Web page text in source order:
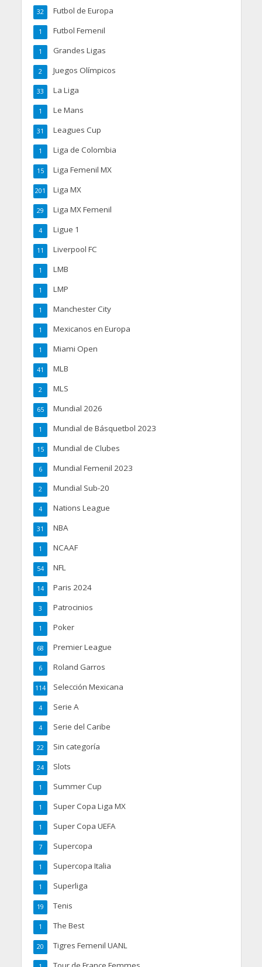
Futbol de Europa
32
Futbol Femenil
1
Grandes Ligas
1
Juegos Olímpicos
2
La Liga
33
Le Mans
1
Leagues Cup
31
Liga de Colombia
1
Liga Femenil MX
15
Liga MX
201
Liga MX Femenil
29
Ligue 1
4
Liverpool FC
11
LMB
1
LMP
1
Manchester City
1
Mexicanos en Europa
1
Miami Open
1
MLB
41
MLS
2
Mundial 2026
65
Mundial de Básquetbol 2023
1
Mundial de Clubes
15
Mundial Femenil 2023
6
Mundial Sub-20
2
Nations League
4
NBA
31
NCAAF
1
NFL
54
Paris 2024
14
Patrocinios
3
Poker
1
Premier League
68
Roland Garros
6
Selección Mexicana
114
Serie A
4
Serie del Caribe
4
Sin categoría
22
Slots
24
Summer Cup
1
Super Copa Liga MX
1
Super Copa UEFA
1
Supercopa
7
Supercopa Italia
1
Superliga
1
Tenis
19
The Best
1
Tigres Femenil UANL
20